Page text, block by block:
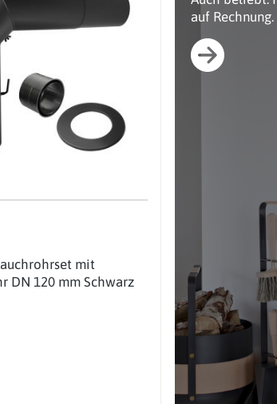
auf Rechnung.
mit
DN 120 mm Schwarz